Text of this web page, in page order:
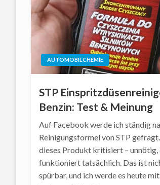
AUTOMOBILCHEMIE
STP
Benzin: Test & Meinung
Auf Facebook werde ich ständig
Reinigungsformel von STP
dieses Produkt kritisiert – unnötig,
funktioniert tatsächlich. Das ist
spürbar, und ich werde es heute